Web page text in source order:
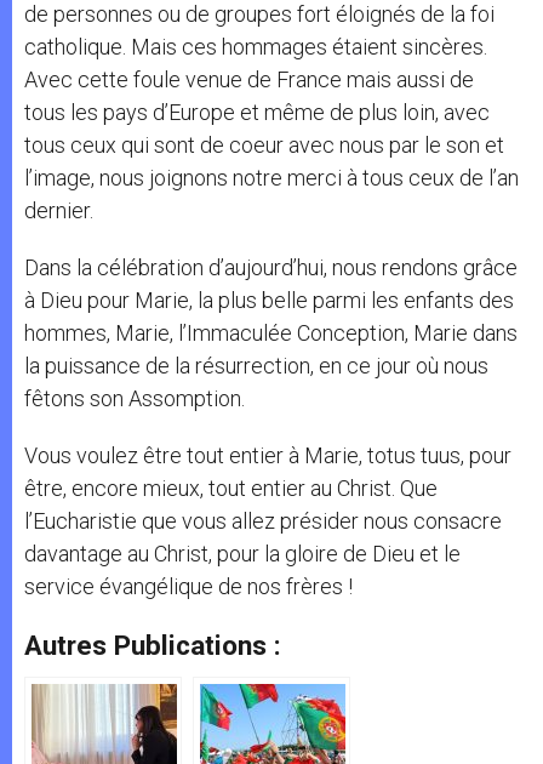
de personnes ou de groupes fort éloignés de la foi
catholique. Mais ces hommages étaient sincères.
Avec cette foule venue de France mais aussi de
tous les pays d’Europe et même de plus loin, avec
tous ceux qui sont de coeur avec nous par le son et
l’image, nous joignons notre merci à tous ceux de l’an
dernier.
Dans la célébration d’aujourd’hui, nous rendons grâce
à Dieu pour Marie, la plus belle parmi les enfants des
hommes, Marie, l’Immaculée Conception, Marie dans
la puissance de la résurrection, en ce jour où nous
fêtons son Assomption.
Vous voulez être tout entier à Marie, totus tuus, pour
être, encore mieux, tout entier au Christ. Que
l’Eucharistie que vous allez présider nous consacre
davantage au Christ, pour la gloire de Dieu et le
service évangélique de nos frères !
Autres Publications :